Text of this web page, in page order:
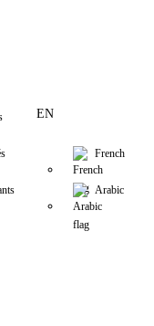
EN
French
Arabic